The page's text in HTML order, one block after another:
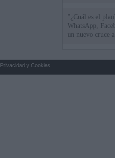
"¿Cuál es el
WhatsApp,
un nuevo cruce
Privacidad y Cookies